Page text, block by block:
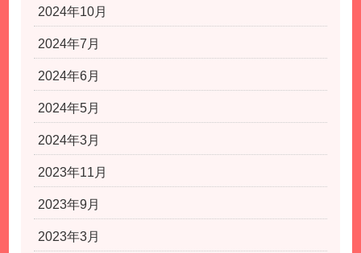
2024年10月
2024年7月
2024年6月
2024年5月
2024年3月
2023年11月
2023年9月
2023年3月